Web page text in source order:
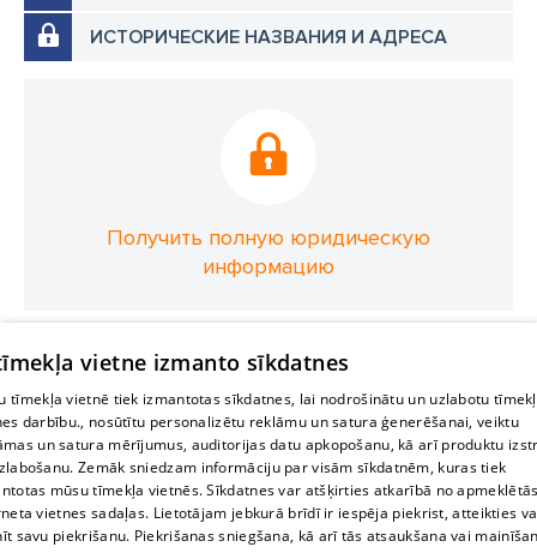
ИСТОРИЧЕСКИЕ НАЗВАНИЯ И АДРЕСА
Получить полную юридическую
информацию
vietne izmanto sīkdatnes
tīmekļa vietnē tiek izmantotas sīkdatnes, lai nodrošinātu un uzlabotu
darbību., nosūtītu personalizētu reklāmu un satura ģenerēšanai, veiktu
un satura mērījumus, auditorijas datu apkopošanu, kā arī produktu
Zemāk sniedzam informāciju par visām sīkdatnēm, kuras tiek
mūsu tīmekļa vietnēs. Sīkdatnes var atšķirties atkarībā no
vietnes sadaļas. Lietotājam jebkurā brīdī ir iespēja piekrist, atteikties
savu piekrišanu. Piekrišanas sniegšana, kā arī tās atsaukšana vai